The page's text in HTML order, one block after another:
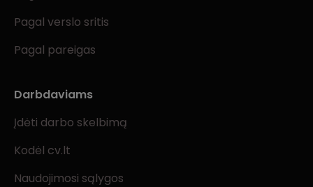
Pagal verslo sritis
Pagal pareigas
Darbdaviams
Įdėti darbo skelbimą
Kodėl cv.lt
Naudojimosi sąlygos